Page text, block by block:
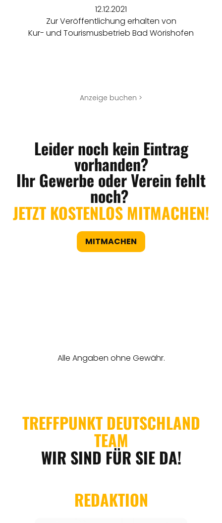
12.12.2021
Zur Veröffentlichung erhalten von
Kur- und Tourismusbetrieb Bad Wörishofen
Anzeige buchen >
Leider noch kein Eintrag
vorhanden?
Ihr Gewerbe oder Verein fehlt
noch?
JETZT KOSTENLOS MITMACHEN!
MITMACHEN